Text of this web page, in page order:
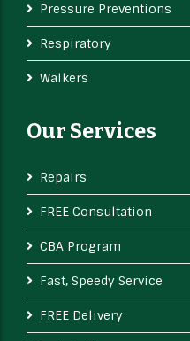
Pressure Preventions
Respiratory
Walkers
Our Services
Repairs
FREE Consultation
CBA Program
Fast, Speedy Service
FREE Delivery